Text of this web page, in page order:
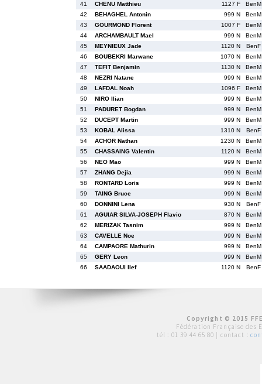
41
CHENU Matthieu 1127 F
BenM
42
BEHAGHEL Antonin 999 N
BenM
43
GOURMOND Florent 1007 F
BenM
44
ARCHAMBAULT Mael 999 N
BenM
45
MEYNIEUX Jade 1120 N
BenF
46
BOUBEKRI Marwane 1070 N
BenM
47
TEFIT Benjamin 1130 N
BenM
48
NEZRI Natane 999 N
BenM
49
LAFDAL Noah 1096 F
BenM
50
NIRO Ilian 999 N
BenM
51
PADURET Bogdan 999 N
BenM
52
DUCEPT Martin 999 N
BenM
53
KOBAL Alissa 1310 N
BenF
54
ACHOR Nathan 1230 N
BenM
55
CHASSAING Valentin 1120 N
BenM
56
NEO Mao 999 N
BenM
57
ZHANG Dejia 999 N
BenM
58
RONTARD Loris 999 N
BenM
59
TAING Bruce 999 N
BenM
60
DONNINI Lena 930 N
BenF
61
AGUIAR SILVA-JOSEPH Flavio 870 N
BenM
62
MERIZAK Tasnim 999 N
BenM
63
CAVELLE Noe 999 N
BenM
64
CAMPAORE Mathurin 999 N
BenM
65
GERY Leon 999 N
BenM
66
SAADAOUI Ilef 1120 N BenF
Copyright © 2015
Fédération Française des
tél : 01 39 44 65 80 | contact :